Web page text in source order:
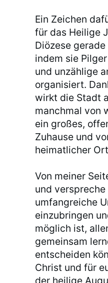
Ein Zeichen
für das Heilige
Diözese
indem sie
und unzählige
organisiert.
wirkt die Stadt
manchmal von
ein großes,
Zuhause und
heimatlicher
Von meiner
und
umfangreiche
einzubringen
möglich ist,
gemeinsam
entscheiden
Christ und für